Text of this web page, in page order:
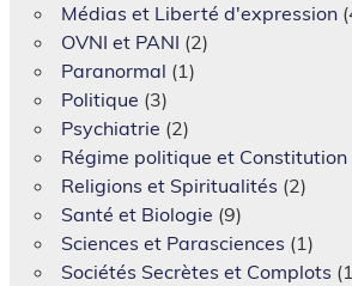
Médias et Liberté d'expression
OVNI et PANI (2)
Paranormal (1)
Politique (3)
Psychiatrie (2)
Régime politique et Constitution
Religions et Spiritualités (2)
Santé et Biologie (9)
Sciences et Parasciences (1)
Sociétés Secrètes et Complots